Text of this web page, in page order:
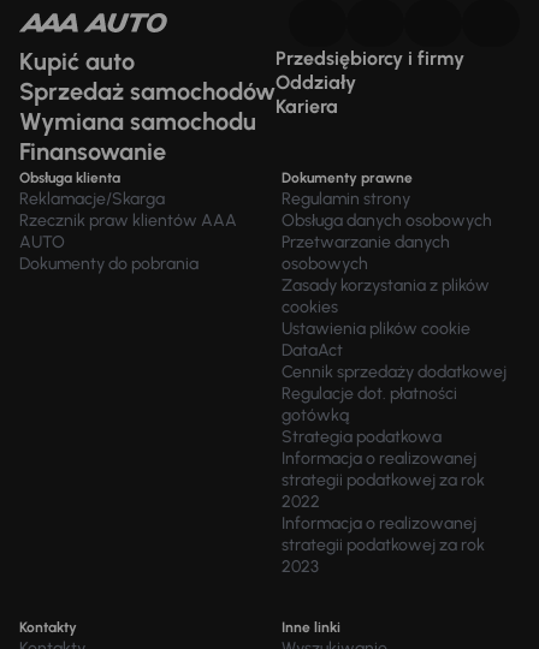
Kupić auto
Sprzedaż samochodów
Wymiana samochodu
Finansowanie
Przedsiębiorcy i firmy
Oddziały
Kariera
Obsługa klienta
Reklamacje/Skarga
Rzecznik praw klientów AAA
AUTO
Dokumenty do pobrania
Dokumenty prawne
Regulamin strony
Obsługa danych osobowych
Przetwarzanie danych
osobowych
Zasady korzystania z plików
cookies
Ustawienia plików cookie
DataAct
Cennik sprzedaży dodatkowej
Regulacje dot. płatności
gotówką
Strategia podatkowa
Informacja o realizowanej
strategii podatkowej za rok
2022
Informacja o realizowanej
strategii podatkowej za rok
2023
Kontakty Inne linki